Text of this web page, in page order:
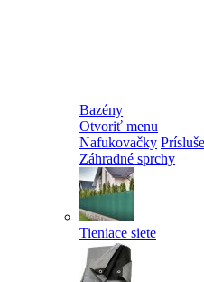
Bazény
Otvoriť menu
Nafukovačky
Záhradné sprchy
Tieniace siete